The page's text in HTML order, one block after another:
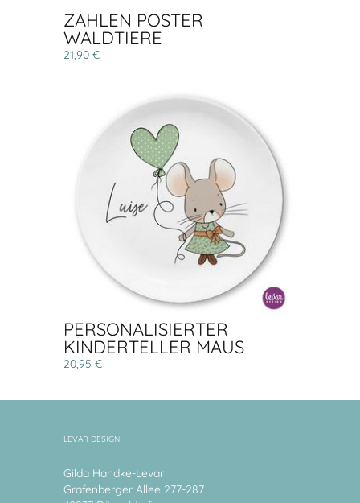
ZAHLEN POSTER
WALDTIERE
21,90 €
PERSONALISIERTER
KINDERTELLER MAUS
20,95 €
LEVAR DESIGN
Gilda Handke-Levar
Grafenberger Allee 277-287